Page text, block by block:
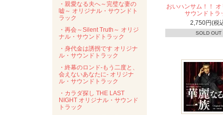
・親愛なる夫へ～完璧な妻の
嘘～ オリジナル・サウンドト
ラック
・再会～Silent Truth～ オリジ
ナル・サウンドトラック
・身代金は誘拐です オリジナ
ル・サウンドトラック
・終幕のロンド-もう二度と、
会えないあなたに- オリジナ
ル・サウンドトラック
・カラダ探し THE LAST
NIGHT オリジナル・サウンド
トラック
おいハンサム！！
サウンドトラ
2,750円(税
SOLD OUT